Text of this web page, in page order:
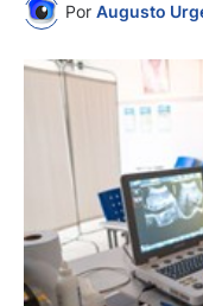
Por Augusto